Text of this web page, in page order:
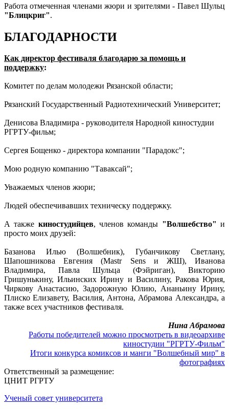
Работа отмеченная членами жюри и зрителями - Павел Шульц
"Блицкриг".
БЛАГОДАРНОСТИ
Как директор фестиваля благодарю за помощь и
поддержку:
Комитет по делам молодежи Рязанской области;
Рязанский Государственный Радиотехнический Университет;
Денисова Владимира - руководителя Народной киностудии
РГРТУ-фильм;
Сергея Бощенко - директора компании "Парадокс";
Мою родную компанию "Таваксай";
Уважаемых членов жюри;
Людей обеспечивавших техническу поддержку.
А также киностудийцев, членов команды "Волшебство" и
просто моих друзей:
Базанова Илью (Волшебник), Губанчикову Светлану,
Шапошникова Евгения (Mastr Sens и ЖШ), Иванова
Владимира, Павла Шульца (Фэйриган), Викторию
Гришунькину, Ильинских Ирину и Василину, Ракова Юрия,
Чиркову Анастасию, Задорожную Юлию, Ананьину Ирину,
Плиско Елизавету, Василия, Антона, Абрамова Александра, а
также всех участников фестиваля.
Нина Абрамова
Работы победителей можно просмотреть в видеоархиве
киностудии "РГРТУ-Фильм"
Итоги конкурса комиксов и манги "Волшебный мир" в
фотографиях
Ответственный за размещение:
ЦНИТ РГРТУ
Ученый совет университета